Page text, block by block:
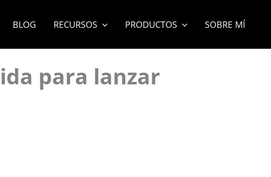
BLOG RECURSOS PRODUCTOS SOBRE MÍ
para lanzar